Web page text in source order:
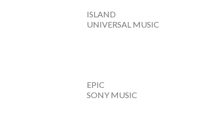
ISLAND
UNIVERSAL MUSIC
EPIC
SONY MUSIC